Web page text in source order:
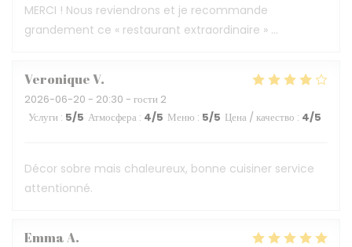
MERCI ! Nous reviendrons et je recommande
grandement ce « restaurant extraordinaire » …
VeroniqueV
2026-06-20 - 20:30 - гости 2
Услуги : 5/5 Атмосфера : 4/5 Меню : 5/5 Цена / качество : 4/5
Décor sobre mais chaleureux, bonne cuisiner service
attentionné.
EmmaA